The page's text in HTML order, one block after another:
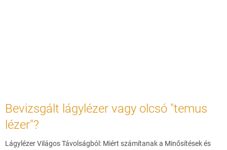
Bevizsgált lágylézer vagy olcsó "temus
lézer"?
Lágylézer Világos Távolságból: Miért számítanak a Minősítések és